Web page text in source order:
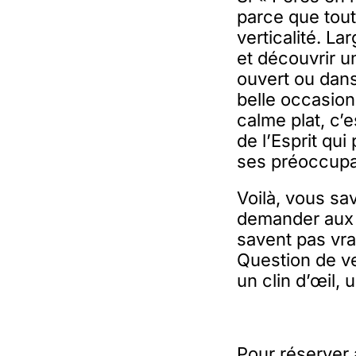
parce que
verticalité.
et découvrir
ouvert ou
belle
calme plat,
de l’Esprit
ses
Voilà, vous
demander
savent pas
Question de
un clin d’œil,